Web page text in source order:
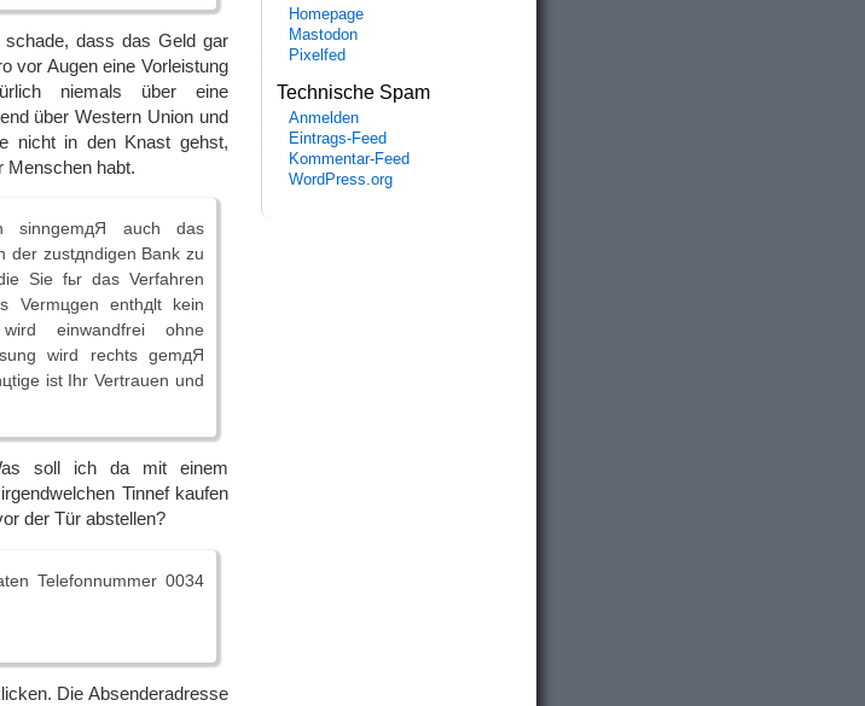
dass das Geld gar
vor Augen eine Vorleistung
niemals über eine
über Western Union und
nicht in den Knast gehst,
Menschen habt.
sinngemдЯ auch das
der zustдndigen Bank zu
Sie fьr das Verfahren
Vermцgen enthдlt kein
einwandfrei ohne
wird rechts gemдЯ
ist Ihr Vertrauen und
soll ich da mit einem
Tinnef kaufen
der Tür abstellen?
Telefonnummer 0034
Die Absenderadresse
Homepage
Mastodon
Pixelfed
Technische Spam
Anmelden
Eintrags-Feed
Kommentar-Feed
WordPress.org